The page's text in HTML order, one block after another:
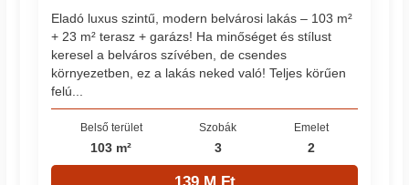
Eladó luxus szintű, modern belvárosi lakás – 103 m²
+ 23 m² terasz + garázs! Ha minőséget és stílust
keresel a belváros szívében, de csendes
környezetben, ez a lakás neked való! Teljes körűen
felú...
Belső terület
103 m²
Szobák
3
Emelet
2
139 M Ft